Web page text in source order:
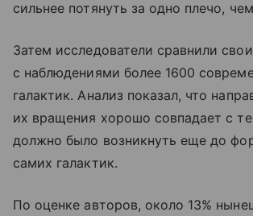
сильнее потянуть за одно плечо,
Затем исследователи сравнили
с наблюдениями более 1600
галактик. Анализ показал, что
их вращения хорошо совпадает с
должно было возникнуть еще до
самих галактик.
По оценке авторов, около 13%